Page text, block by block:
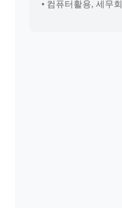
• 컴퓨터활용, 세무